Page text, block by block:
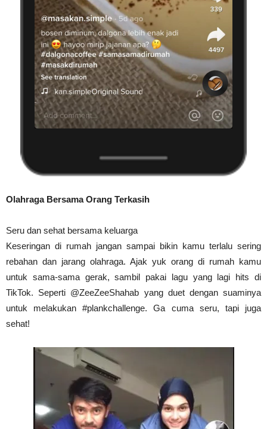
Olahraga Bersama Orang Terkasih
Seru dan sehat bersama keluarga
Keseringan di rumah jangan sampai bikin kamu terlalu sering
rebahan dan jarang olahraga. Ajak yuk orang di rumah kamu
untuk sama-sama gerak, sambil pakai lagu yang lagi hits di
TikTok. Seperti @ZeeZeeShahab yang duet dengan suaminya
untuk melakukan #plankchallenge. Ga cuma seru, tapi juga
sehat!